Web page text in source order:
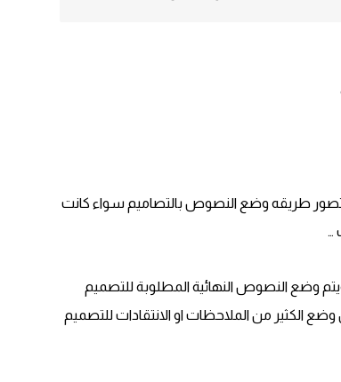
طريقه وضع النصوص بالتصاميم سواء كانت
…
وضع النصوص النهائية المطلوبة للتصميم
الكثير من الملاحظات او الانتقادات للتصميم